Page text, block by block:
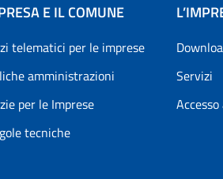
E IL COMUNE
telematici per le imprese
amministrazioni
per le Imprese
tecniche
Servizi